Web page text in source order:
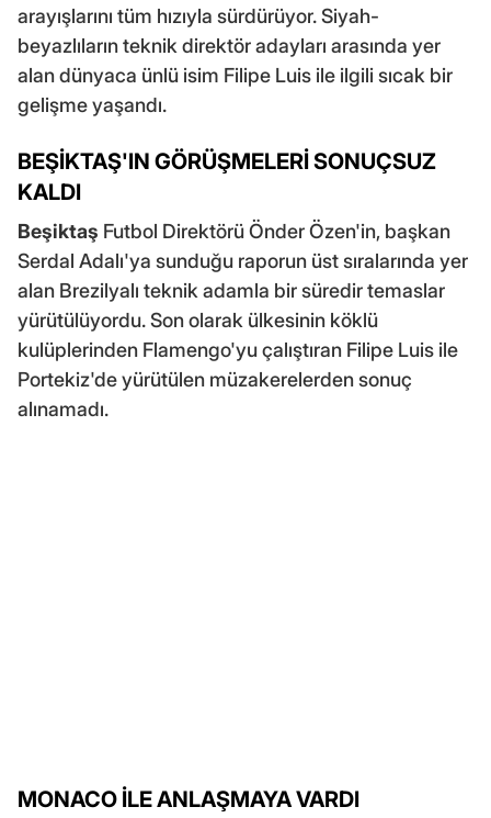
arayışlarını tüm hızıyla sürdürüyor. Siyah-
beyazlıların teknik direktör adayları arasında yer
alan dünyaca ünlü isim Filipe Luis ile ilgili sıcak bir
gelişme yaşandı.
BEŞİKTAŞ'IN GÖRÜŞMELERİ SONUÇSUZ
KALDI
Beşiktaş Futbol Direktörü Önder Özen'in, başkan
Serdal Adalı'ya sunduğu raporun üst sıralarında yer
alan Brezilyalı teknik adamla bir süredir temaslar
yürütülüyordu. Son olarak ülkesinin köklü
kulüplerinden Flamengo'yu çalıştıran Filipe Luis ile
Portekiz'de yürütülen müzakerelerden sonuç
alınamadı.
MONACO İLE ANLAŞMAYA VARDI